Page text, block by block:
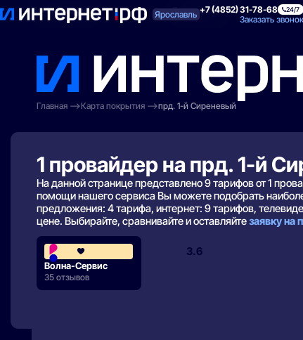
Ярославль +7 (4852) 31-78-68 24/7
Заказать звонок
Поиск по адресу Для квартиры
Главная
Карта покрытия прд. 1-й Сиреневый
1 провайдер на прд. 1-й
На данной странице представлено 9 тарифов от 1
помощи нашего сервиса Вы можете подобрать
предложения: 4 тарифа, интернет: 9 тарифов,
цене. Выбирайте, сравнивайте и оставляйтезаявку на
3.6
Волна-Сервис
35 отзывов